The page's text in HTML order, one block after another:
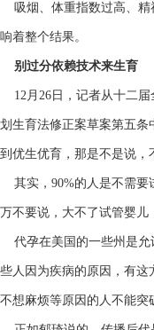
吸烟、体重指数过高、精
响着整个结果。
别过分依赖技术来生育
12月26日，记者从十二届
划生育法修正案草案第五条
到优生优育，那是不是说
其实，90%的人是不需要
万不要说，大不了试管婴儿
代孕在美国的一些州是允
些人因为疾病的原因，有
不想麻烦等原因的人不能突